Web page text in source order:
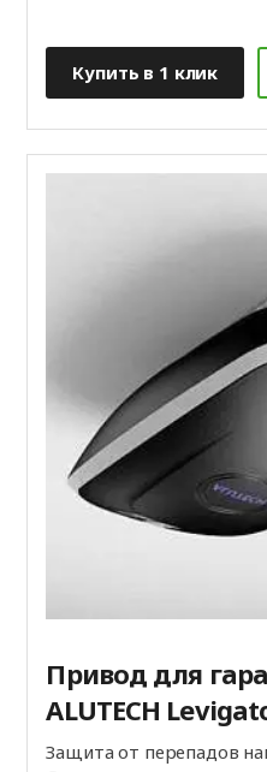
Купить в 1 клик
Привод для
ALUTECH
Защита от перепадов